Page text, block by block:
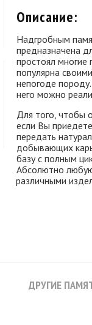
Описание:
Надгробным
предназначена
простоял многие
популярна
непогоде
него можно
Для того, чтобы
если Вы
передать
добывающих
базу с полным
Абсолютно
различными
ДРУГИЕ